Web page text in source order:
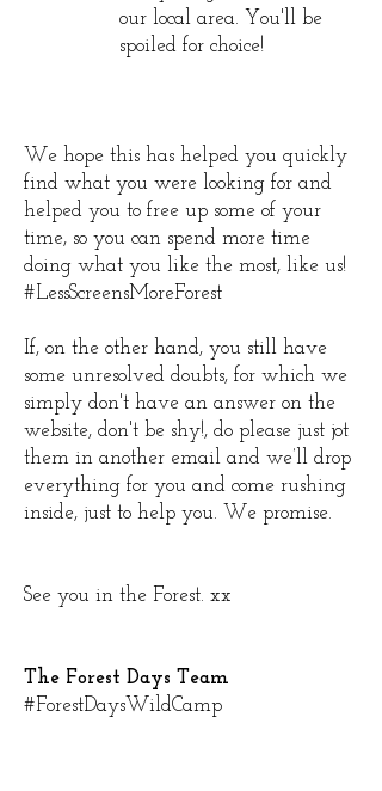
our local area. You'll be
spoiled for choice!
We hope this has helped you quickly
find what you were looking for and
helped you to free up some of your
time, so you can spend more time
doing what you like the most, like us!
#LessScreensMoreForest
If, on the other hand, you still have
some unresolved doubts, for which we
simply don't have an answer on the
website, don't be shy!, do please just jot
them in another email and we’ll drop
everything for you and come rushing
inside, just to help you. We promise.
See you in the Forest. xx
The Forest Days Team
#ForestDaysWildCamp